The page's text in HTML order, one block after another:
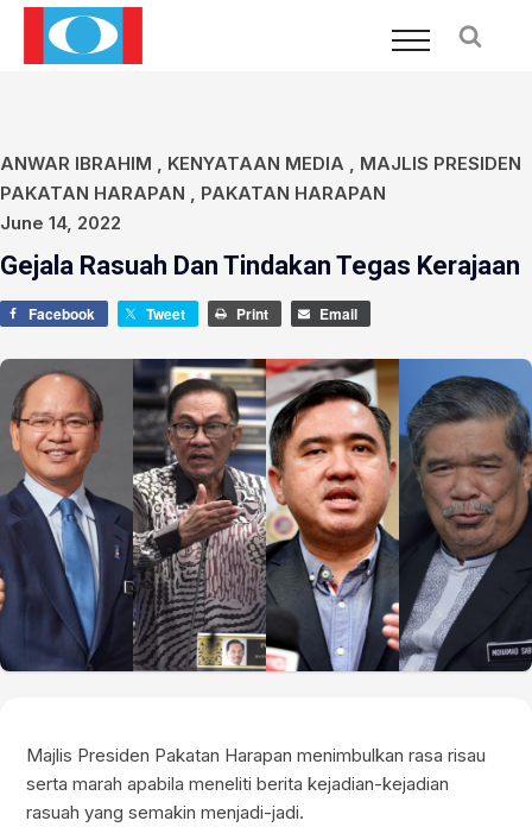
ANWAR IBRAHIM , KENYATAAN MEDIA , MAJLIS PRESIDEN
PAKATAN HARAPAN , PAKATAN HARAPAN
June 14, 2022
Gejala Rasuah Dan Tindakan Tegas Kerajaan
Facebook Tweet Print Email
Majlis Presiden Pakatan Harapan menimbulkan rasa risau
serta marah apabila meneliti berita kejadian-kejadian
rasuah yang semakin menjadi-jadi.